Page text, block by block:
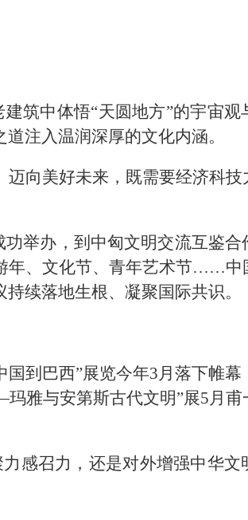
筑中体悟“天圆地方”的宇宙观
注入温润深厚的文化内涵。
向美好未来，既需要经济科技
举办，到中匈文明交流互鉴
年、文化节、青年艺术节……中
续落地生根、凝聚国际共识。
到巴西”展览今年3月落下帷幕
雅与安第斯古代文明”展5月
感召力，还是对外增强中华文